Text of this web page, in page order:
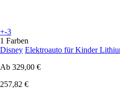
+-3
1 Farben
Disney Elektroauto für Kinder
Ab 329,00 €
257,82 €